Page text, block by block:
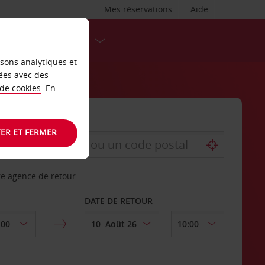
Aide
Mes réservations
agence de retour
DATE DE RETOUR
analytiques et
avec des
cookies. En
ET FERMER